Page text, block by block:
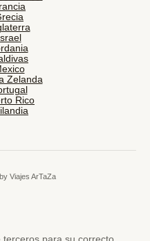
Israel
Zelanda
Rico
Viajes ArTaZa